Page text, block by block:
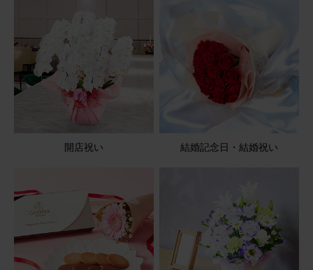
お友達の愛兎🐇ならモコさんが お月様にお引越ししまし
た。 哀悼の思いを込めて送らせていただきました。
季節のお花ブーケ(3本) と 花瓶セット(ブルー 丸型)
ブルーミーユーザーさん
花瓶に刺して2週間以上経過しても綺麗です！
遠方に住む祖母へプレゼントしました。 花瓶に刺してから
２週間経過した状態の物を確認しましたが、お花がまだま
だ綺麗！！！ 比較的寒い廊下に飾っているからかもしれま
せんが、長い間楽しめます。 花瓶はシンプルなのでどんな
お花に合いますし、プレゼントにとってもおすすめです！
開店祝い 結婚記念日・結婚祝い